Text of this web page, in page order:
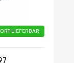
LIEFERBAR